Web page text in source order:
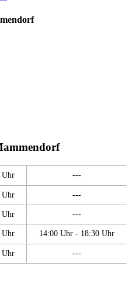
Uhr ---
Uhr ---
Uhr ---
Uhr 14:00 Uhr - 18:30 Uhr
Uhr ---